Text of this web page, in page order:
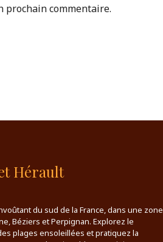
prochain commentaire.
Hérault
du sud de la France, dans une zone
Béziers et Perpignan. Explorez le
plages ensoleillées et pratiquez la